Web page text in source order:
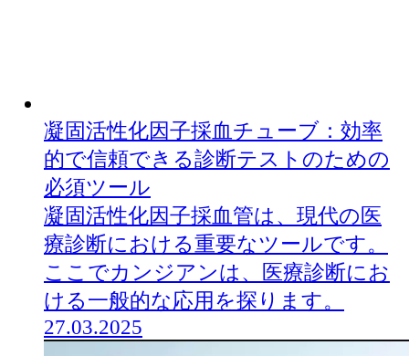
凝固活性化因子採血チューブ：効率
的で信頼できる診断テストのための
必須ツール
凝固活性化因子採血管は、現代の医
療診断における重要なツールです。
ここでカンジアンは、医療診断にお
ける一般的な応用を探ります。
27.03.2025